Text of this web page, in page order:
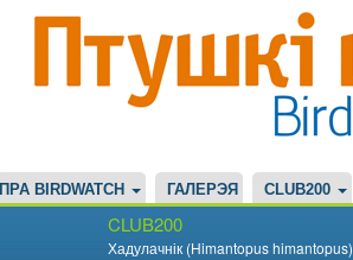
ПРА BIRDWATCH ГАЛЕРЭЯ CLUB200
CLUB200
Хадулачнік (Himantopus himantopus)